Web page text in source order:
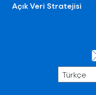
Açık Veri Stratejisi